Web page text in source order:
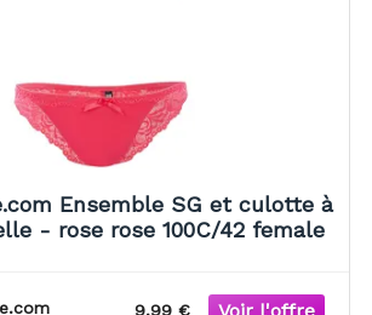
Ensemble SG et culotte à
- rose rose 100C/42 female
9.99 €